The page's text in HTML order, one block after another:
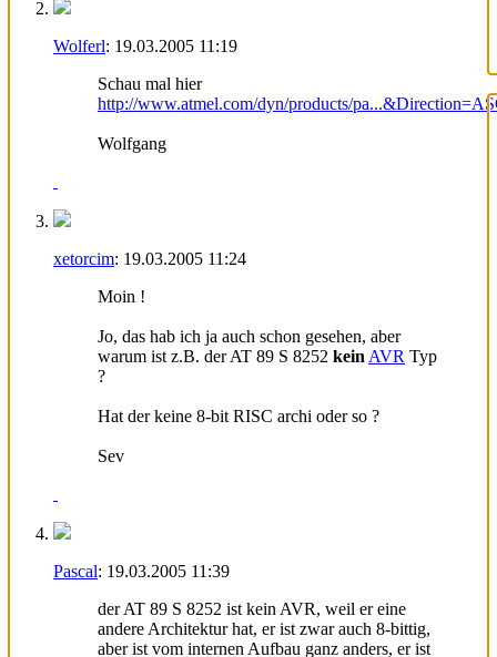
Wolferl: 19.03.2005 11:19
Schau mal hier
http://www.atmel.com/dyn/products/
Wolfgang
xetorcim: 19.03.2005 11:24
Moin !
Jo, das hab ich ja auch schon gesehen, aber
warum ist z.B. der AT 89 S 8252 kein AVR Typ
?
Hat der keine 8-bit RISC archi oder so ?
Sev
Pascal: 19.03.2005 11:39
der AT 89 S 8252 ist kein AVR, weil er eine
andere Architektur hat, er ist zwar auch 8-bittig,
aber ist vom internen Aufbau ganz anders, er ist